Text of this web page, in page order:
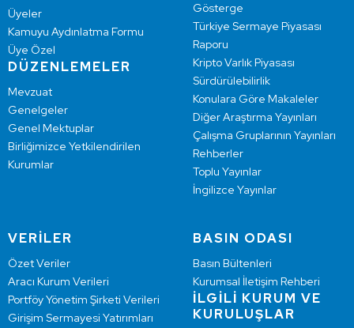
Üyeler
Kamuyu Aydınlatma Formu
Üye Özel
DÜZENLEMELER
Mevzuat
Genelgeler
Genel Mektuplar
Birliğimizce Yetkilendirilen
Kurumlar
Gösterge
Türkiye Sermaye Piyasası
Raporu
Kripto Varlık Piyasası
Sürdürülebilirlik
Konulara Göre Makaleler
Diğer Araştırma Yayınları
Çalışma Gruplarının Yayınları
Rehberler
Toplu Yayınlar
İngilizce Yayınlar
VERİLER
Özet Veriler
Aracı Kurum Verileri
Portföy Yönetim Şirketi Verileri
Girişim Sermayesi Yatırımları
BASIN ODASI
Basın Bültenleri
Kurumsal İletişim Rehberi
İLGİLİ KURUM VE
KURULUŞLAR